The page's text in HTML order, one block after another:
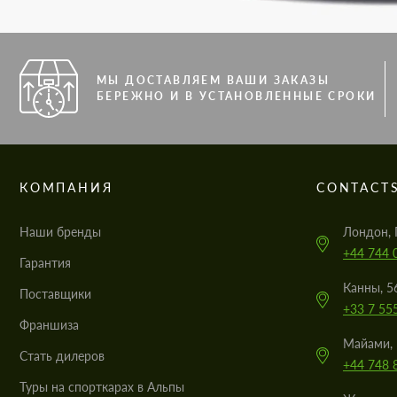
МЫ ДОСТАВЛЯЕМ ВАШИ ЗАКАЗЫ
БЕРЕЖНО И В УСТАНОВЛЕННЫЕ СРОКИ
КОМПАНИЯ
Наши бренды
Гарантия
Поставщики
Франшиза
Стать дилеров
Туры на спорткарах в Альпы
Лондон,
+44 744
Канны,
+33 7
Майами,
+44 748